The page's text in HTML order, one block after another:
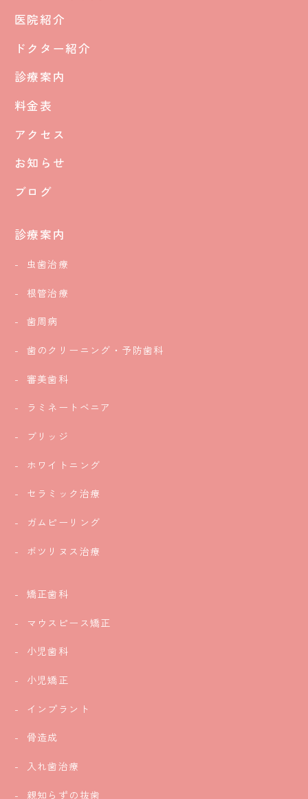
医院紹介
ドクター紹介
診療案内
料金表
アクセス
お知らせ
ブログ
診療案内
虫歯治療
根管治療
歯周病
歯のクリーニング・予防歯科
審美歯科
ラミネートベニア
ブリッジ
ホワイトニング
セラミック治療
ガムピーリング
ボツリヌス治療
矯正歯科
マウスピース矯正
小児歯科
小児矯正
インプラント
骨造成
入れ歯治療
親知らずの抜歯